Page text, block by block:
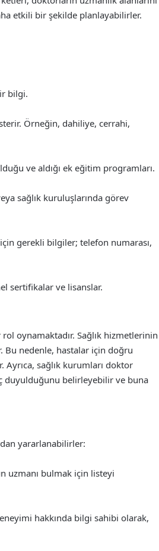
etkili bir şekilde planlayabilirler.
bilgi.
Örneğin, dahiliye, cerrahi,
ve aldığı ek eğitim programları.
sağlık kuruluşlarında görev
gerekli bilgiler; telefon numarası,
sertifikalar ve lisanslar.
oynamaktadır. Sağlık hizmetlerinin
Bu nedenle, hastalar için doğru
sağlık kurumları doktor
duyulduğunu belirleyebilir ve buna
yararlanabilirler:
uzmanı bulmak için listeyi
hakkında bilgi sahibi olarak,